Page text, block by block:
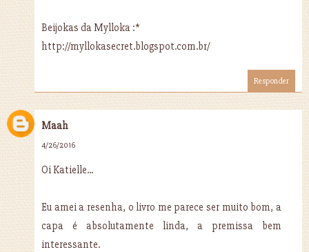
Beijokas da Mylloka :*
http://myllokasecret.blogspot.com.br/
Responder
Maah
4/26/2016
Oi Katielle...
Eu amei a resenha, o livro me parece ser muito bom, a
capa é absolutamente linda, a premissa bem
interessante.